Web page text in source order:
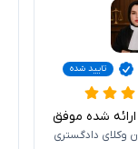
تایید شده
شده موفق
وکلای دادگستری